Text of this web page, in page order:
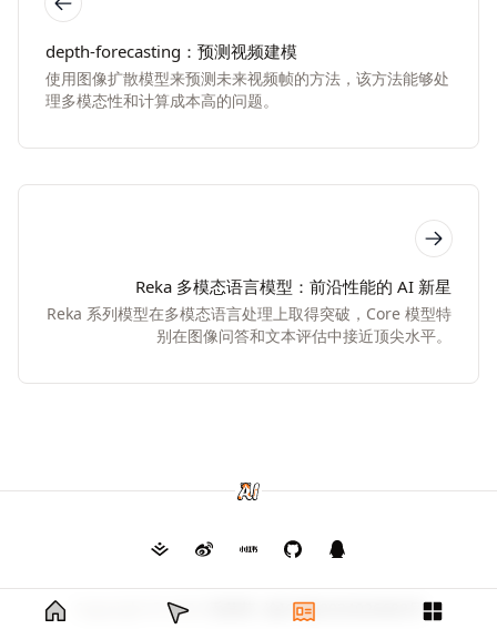
depth-forecasting：预测视频建模
使用图像扩散模型来预测未来视频帧的方法，该方法能够处
理多模态性和计算成本高的问题。
Reka 多模态语言模型：前沿性能的 AI 新星
Reka 系列模型在多模态语言处理上取得突破，Core 模型特
别在图像问答和文本评估中接近顶尖水平。
Copyright © 2026 渝ICP备2024026682号